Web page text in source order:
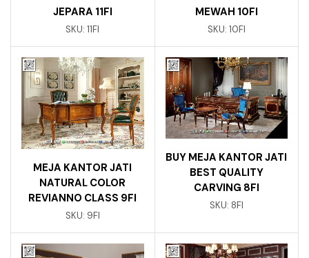
JEPARA 11FI
SKU:11FI
MEWAH 10FI
SKU: 10FI
MEJA KANTOR JATI
NATURAL COLOR
REVIANNO CLASS 9FI
SKU: 9FI
BUY MEJA KANTOR JATI
BEST QUALITY
CARVING 8FI
SKU: 8FI